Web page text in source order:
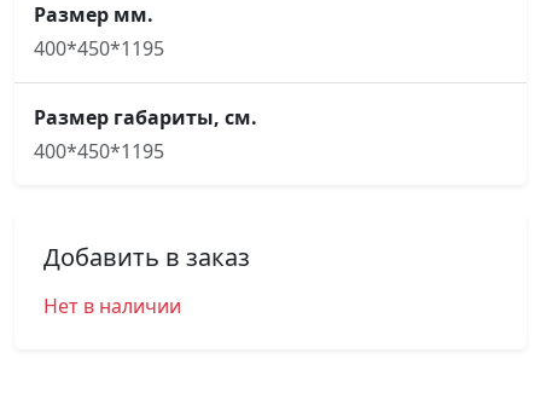
Размер мм.
400*450*1195
Размер габариты, см.
400*450*1195
Добавить в заказ
Нет в наличии